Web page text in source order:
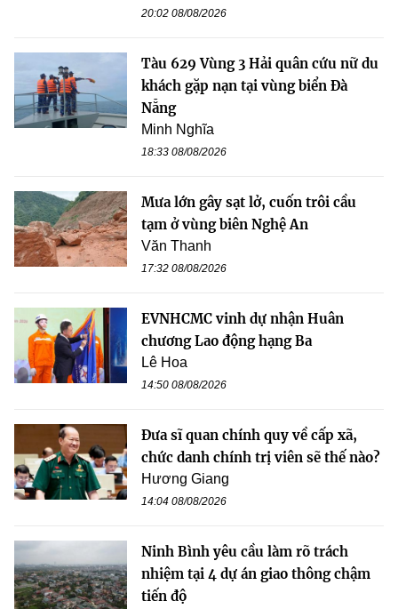
20:02 08/08/2026
Tàu 629 Vùng 3 Hải quân cứu nữ du
khách gặp nạn tại vùng biển Đà
Nẵng
Minh Nghĩa
18:33 08/08/2026
Mưa lớn gây sạt lở, cuốn trôi cầu
tạm ở vùng biên Nghệ An
Văn Thanh
17:32 08/08/2026
EVNHCMC vinh dự nhận Huân
chương Lao động hạng Ba
Lê Hoa
14:50 08/08/2026
Đưa sĩ quan chính quy về cấp xã,
chức danh chính trị viên sẽ thế nào?
Hương Giang
14:04 08/08/2026
Ninh Bình yêu cầu làm rõ trách
nhiệm tại 4 dự án giao thông chậm
tiến độ